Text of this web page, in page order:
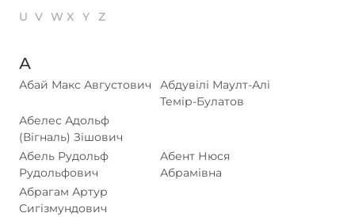
U V W X Y Z
А
Абай Макс Августович
Абдувілі Маулт-Алі
Темір-Булатов
Абелес Адольф
(Вігналь) Зішович
Абель Рудольф
Рудольфович
Абент Нюся
Абрамівна
Абрагам Артур
Сигізмундович